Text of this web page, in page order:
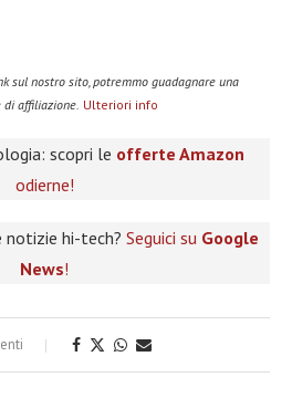
sul nostro sito, potremmo guadagnare una
di affiliazione. Ulteriori info
scopri le offerte Amazon
odierne!
notizie hi-tech? Seguici su Google
News!